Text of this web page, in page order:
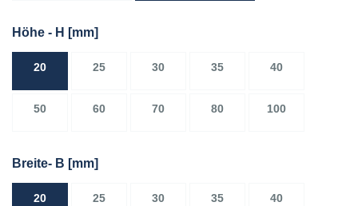
Höhe - H [mm]
20 25 30 35 40
50 60 70 80 100
Breite- B [mm]
20 25 30 35 40